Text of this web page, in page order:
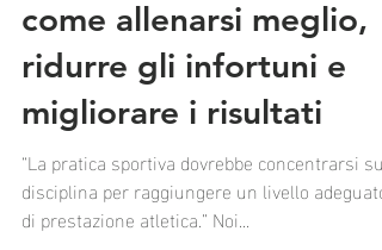
Performance e
prevenzione nello sport:
come allenarsi meglio,
ridurre gli infortuni e
migliorare i risultati